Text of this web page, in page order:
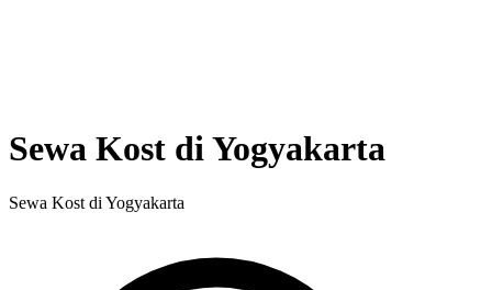
Sewa Kost di Yogyakarta
Sewa Kost di Yogyakarta